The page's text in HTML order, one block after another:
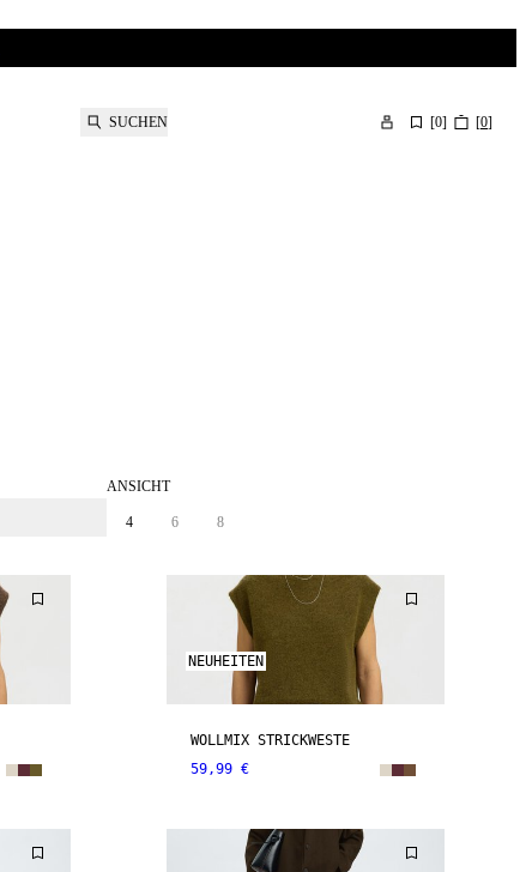
SUCHEN [0] [0]
ANSICHT
4 6 8
NEUHEITEN
WOLLMIX STRICKWESTE
59,99 €